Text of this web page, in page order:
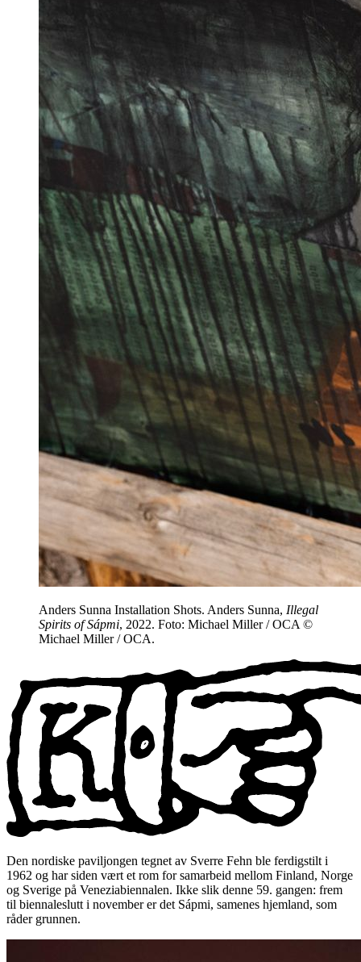
Anders Sunna Installation Shots. Anders Sunna, Illegal
Spirits of Sápmi, 2022. Foto: Michael Miller / OCA ©
Michael Miller / OCA.
Den nordiske paviljongen tegnet av Sverre Fehn ble ferdigstilt i
1962 og har siden vært et rom for samarbeid mellom Finland, Norge
og Sverige på Veneziabiennalen. Ikke slik denne 59. gangen: frem
til biennaleslutt i november er det Sápmi, samenes hjemland, som
råder grunnen.